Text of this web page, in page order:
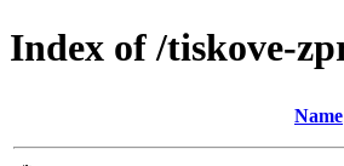
Index of /tiskove-
Name